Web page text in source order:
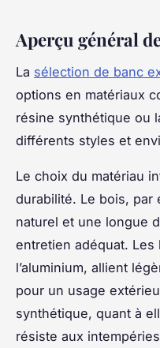
Aperçu général
La sélection de banc
options en matériaux
résine synthétique ou
différents styles et
Le choix du matériau
durabilité. Le bois, par
naturel et une longue
entretien adéquat. Les
l’aluminium, allient
pour un usage
synthétique, quant à
résiste aux